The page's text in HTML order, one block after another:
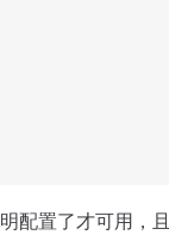
配置了才可用，